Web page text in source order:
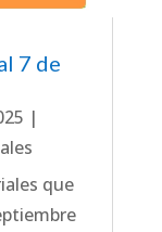
7 de
|
que